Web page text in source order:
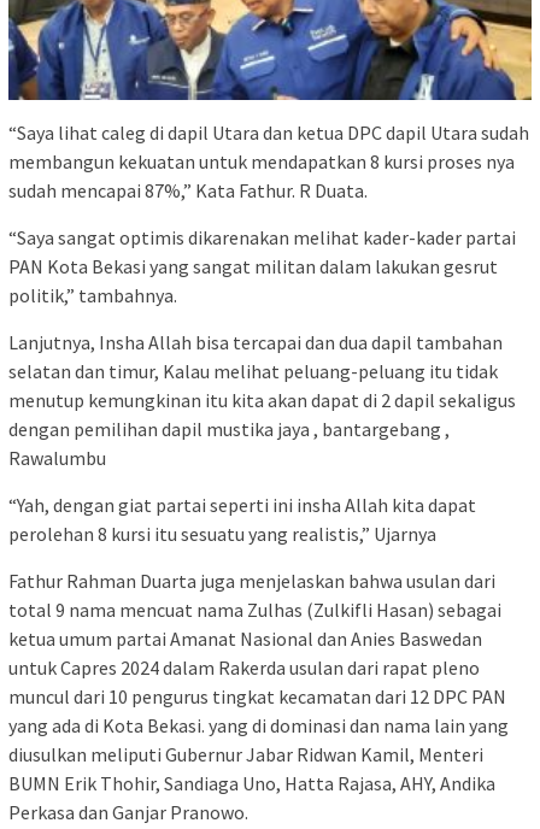
“Saya lihat caleg di dapil Utara dan ketua DPC dapil Utara sudah
membangun kekuatan untuk mendapatkan 8 kursi proses nya
sudah mencapai 87%,” Kata Fathur. R Duata.
“Saya sangat optimis dikarenakan melihat kader-kader partai
PAN Kota Bekasi yang sangat militan dalam lakukan gesrut
politik,” tambahnya.
Lanjutnya, Insha Allah bisa tercapai dan dua dapil tambahan
selatan dan timur, Kalau melihat peluang-peluang itu tidak
menutup kemungkinan itu kita akan dapat di 2 dapil sekaligus
dengan pemilihan dapil mustika jaya , bantargebang ,
Rawalumbu
“Yah, dengan giat partai seperti ini insha Allah kita dapat
perolehan 8 kursi itu sesuatu yang realistis,” Ujarnya
Fathur Rahman Duarta juga menjelaskan bahwa usulan dari
total 9 nama mencuat nama Zulhas (Zulkifli Hasan) sebagai
ketua umum partai Amanat Nasional dan Anies Baswedan
untuk Capres 2024 dalam Rakerda usulan dari rapat pleno
muncul dari 10 pengurus tingkat kecamatan dari 12 DPC PAN
yang ada di Kota Bekasi. yang di dominasi dan nama lain yang
diusulkan meliputi Gubernur Jabar Ridwan Kamil, Menteri
BUMN Erik Thohir, Sandiaga Uno, Hatta Rajasa, AHY, Andika
Perkasa dan Ganjar Pranowo.